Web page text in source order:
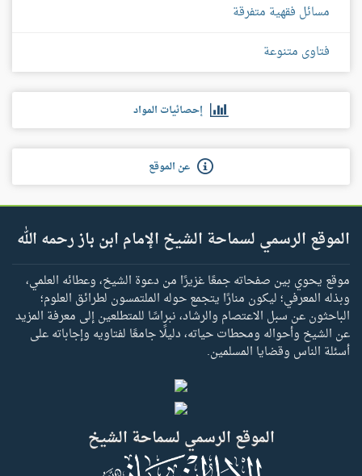
مسائل فقهية متفرقة
فتاوى متنوعة
إحصائيات المواد
عن الموقع
الموقع الرسمي لسماحة الشيخ الإمام ابن باز رحمه الله
موقع يحوي بين صفحاته جمعًا غزيرًا من دعوة الشيخ، وعطائه العلمي،
وبذله المعرفي؛ ليكون منارًا يتجمع حوله الملتمسون لطرائق العلوم؛
الباحثون عن سبل الاعتصام والرشاد، نبراسًا للمتطلعين إلى معرفة المزيد
عن الشيخ وأحواله ومحطات حياته، دليلًا جامعًا لفتاويه وإجاباته على
أسئلة الناس وقضايا المسلمين.
الموقع الرسمي لسماحة الشيخ